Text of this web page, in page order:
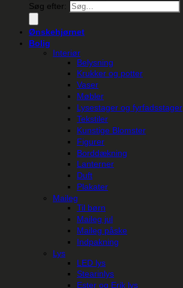
Søg efter:
Ønskehjørnet
Bolig
Interiør
Belysning
Krukker og potter
Vaser
Møbler
Lysestager og fyrfadsstager
Tekstiler
Kunstige Blomster
Figurer
Borddækning
Lanterner
Duft
Plakater
Maileg
Til børn
Maileg jul
Maileg påske
Indpakning
Lys
LED lys
Stearinlys
Ester og Erik lys